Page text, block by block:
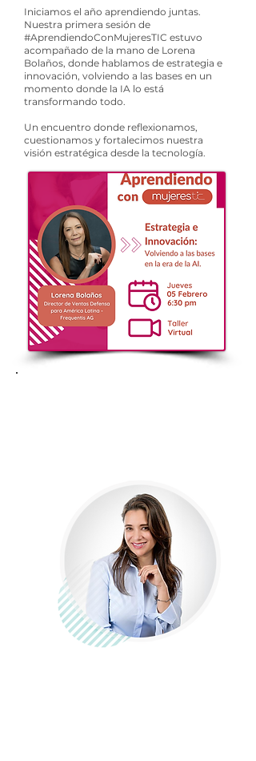
Iniciamos el año aprendiendo juntas.
Nuestra primera sesión de
#AprendiendoConMujeresTIC estuvo
acompañado de la mano de Lorena
Bolaños, donde hablamos de estrategia e
innovación, volviendo a las bases en un
momento donde la IA lo está
transformando todo.
Un encuentro donde reflexionamos,
cuestionamos y fortalecimos nuestra
visión estratégica desde la tecnología.